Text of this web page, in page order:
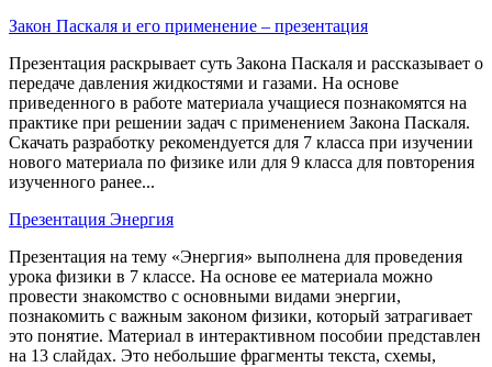
Закон Паскаля и его применение – презентация
Презентация раскрывает суть Закона Паскаля и рассказывает о
передаче давления жидкостями и газами. На основе
приведенного в работе материала учащиеся познакомятся на
практике при решении задач с применением Закона Паскаля.
Скачать разработку рекомендуется для 7 класса при изучении
нового материала по физике или для 9 класса для повторения
изученного ранее...
Презентация Энергия
Презентация на тему «Энергия» выполнена для проведения
урока физики в 7 классе. На основе ее материала можно
провести знакомство с основными видами энергии,
познакомить с важным законом физики, который затрагивает
это понятие. Материал в интерактивном пособии представлен
на 13 слайдах. Это небольшие фрагменты текста, схемы,